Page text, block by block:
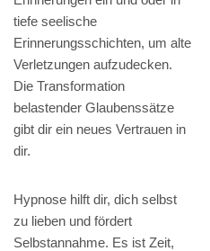
tiefe seelische
Erinnerungsschichten, um alte
Verletzungen aufzudecken.
Die Transformation
belastender Glaubenssätze
gibt dir ein neues Vertrauen in
dir.
Hypnose hilft dir, dich selbst
zu lieben und fördert
Selbstannahme. Es ist Zeit,